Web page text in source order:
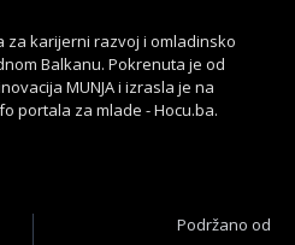
za karijerni razvoj i omladinsko
Balkanu. Pokrenuta je od
MUNJA i izrasla je na
portala za mlade - Hocu.ba.
Podržano od